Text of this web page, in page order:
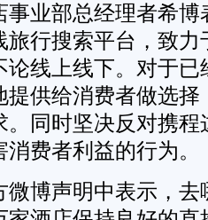
业部总经理者希博
旅行搜索平台，致
论线上线下。对于
提供给消费者做选
。同时坚决反对携
费者利益的行为。
博声明中表示，去